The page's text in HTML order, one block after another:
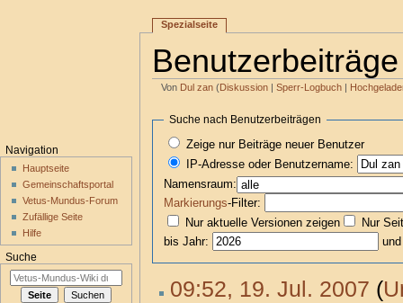
Benutzerbeiträge
Von Dul zan (Diskussion |Sperr-Logbuch |
Suche nach Benutzerbeiträgen
Zeige nur Beiträge neuer Benutzer
IP-Adresse oder Benutzername:
Namensraum:
Markierungs-Filter:
Nur aktuelle Versionen zeigen
Nur
bis Jahr:
09:52, 19. Jul. 2007 (
Spezialseite
Navigation
Hauptseite
Gemeinschaftsportal
Vetus-Mundus-Forum
Zufällige Seite
Hilfe
Suche